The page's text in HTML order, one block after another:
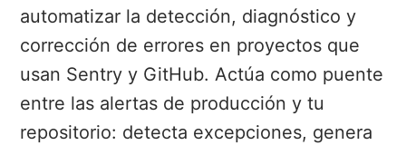
automatizar la detección, diagnóstico y
corrección de errores en proyectos que
usan Sentry y GitHub. Actúa como puente
entre las alertas de producción y tu
repositorio: detecta excepciones, genera